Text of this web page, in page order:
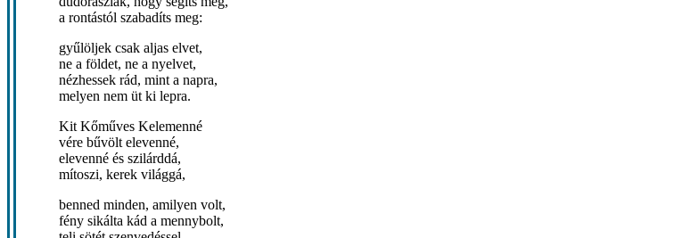
a rontástól szabadíts meg:
gyűlöljek csak aljas elvet,
ne a földet, ne a nyelvet,
nézhessek rád, mint a napra,
melyen nem üt ki lepra.
Kit Kőműves Kelemenné
vére bűvölt elevenné,
elevenné és szilárddá,
mítoszi, kerek világgá,
benned minden, amilyen volt,
fény sikálta kád a mennybolt,